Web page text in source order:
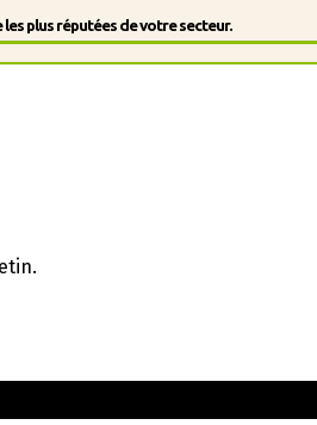
plus réputées de votre secteur.